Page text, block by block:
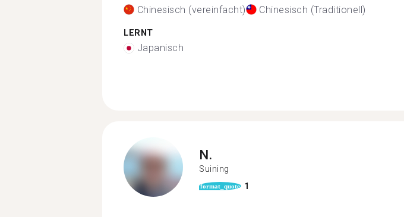
Chinesisch (vereinfacht) Chinesisch (Traditionell)
LERNT
Japanisch
N.
Suining
format_quote 1